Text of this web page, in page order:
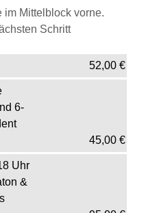
im Mittelblock vorne.
Schritt
52,00€
6-
45,00€
Uhr
&